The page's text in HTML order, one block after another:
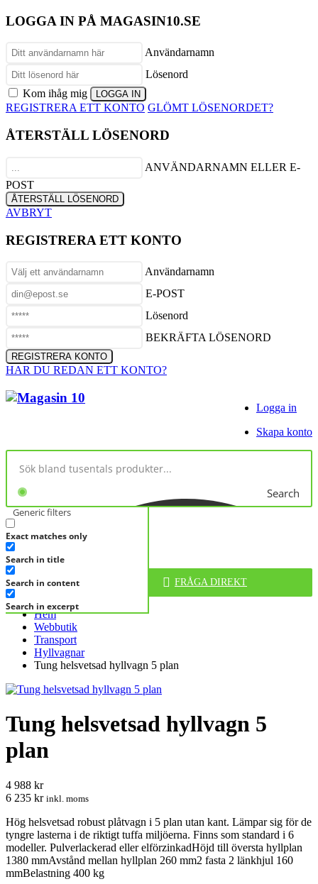
LOGGA IN PÅ MAGASIN10.SE
Användarnamn
Lösenord
Kom ihåg mig
REGISTRERA ETT KONTO GLÖMT LÖSENORDET?
ÅTERSTÄLL LÖSENORD
ANVÄNDARNAMN ELLER E-
POST
AVBRYT
REGISTRERA ETT KONTO
Användarnamn
E-POST
Lösenord
BEKRÄFTA LÖSENORD
HAR DU REDAN ETT KONTO?
Logga in
Skapa konto
Search
Generic filters
Exact matches only
Search in title
Search in content
Search in excerpt
FRÅGA DIREKT
Hem
Webbutik
Transport
Hyllvagnar
Tung helsvetsad hyllvagn 5 plan
Tung helsvetsad hyllvagn 5
plan
4 988 kr
6 235 kr inkl. moms
Hög helsvetsad robust plåtvagn i 5 plan utan kant. Lämpar sig för de
tyngre lasterna i de riktigt tuffa miljöerna. Finns som standard i 6
modeller. Pulverlackerad eller elförzinkadHöjd till översta hyllplan
1380 mmAvstånd mellan hyllplan 260 mm2 fasta 2 länkhjul 160
mmBelastning 400 kg